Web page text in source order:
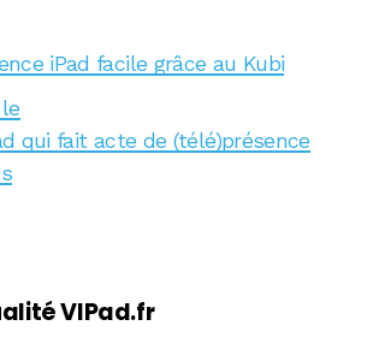
iPad facile grâce au Kubi
qui fait acte de (télé)présence
VIPad.fr